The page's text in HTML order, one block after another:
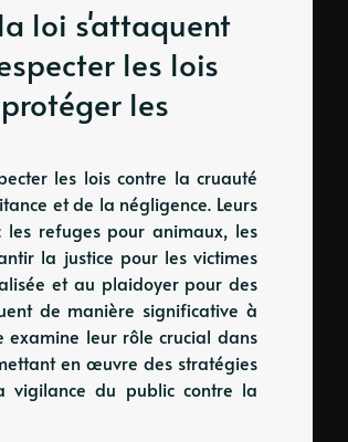
loi s'attaquent
les lois
les
les lois contre la cruauté
et de la négligence. Leurs
refuges pour animaux, les
la justice pour les victimes
et au plaidoyer pour des
de manière significative à
examine leur rôle crucial dans
en œuvre des stratégies
vigilance du public contre la